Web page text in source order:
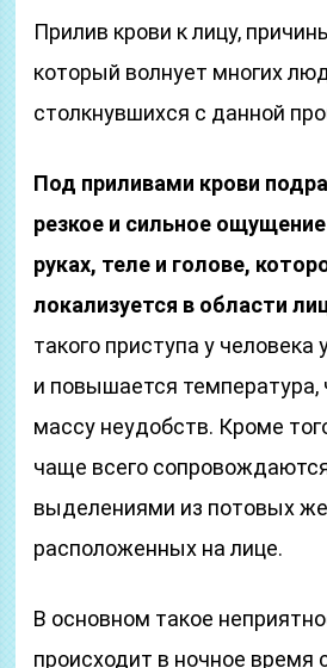
Прилив крови к лицу,
который волнует многих
столкнувшихся с данной
Под приливами крови
резкое и сильное
руках, теле и голове,
локализуется в области
такого приступа у человека
и повышается температура,
массу неудобств. Кроме
чаще всего
выделениями из потовых
расположенных на лице.
В основном такое
происходит в ночное время